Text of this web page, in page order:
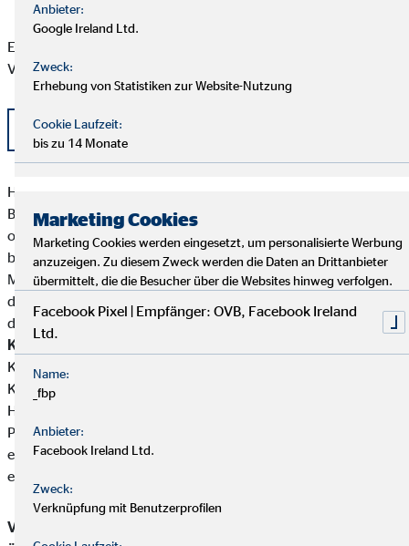
Eine aktuelle Auflistung der Produktpartner der OVB
Vermögensberatung AG finden Sie hier:
Liste OVB Produktpartner als PDF
Hermann Maik besitzt weder direkte noch indirekte
Beteiligungen von über zehn Prozent an den Stimmrechten
oder am Kapital eines Versicherungsunternehmens noch
besitzen Versicherungsunternehmen oder
Mutterunternehmen von Versicherungsunternehmen eine
direkte oder indirekte Beteiligung von über zehn Prozent an
den Stimmrechten oder am Kapital von Hermann Maik.
Kundengelder / Zuwendungen
Kundengelder entgegen.Zahlungen erfolgen direkt von den
Kunden an die jeweiligen Produktgeber.
Hermann Maik erhält von den Partnergesellschaften für die
Produktvermittlung eine Vergütung (Provisionszahlung), die
einbehalten werden darf. Diese ist in der Versicherungsprämie
einkalkuliert.
Vermittler-Registerstelle, bei der sich die Eintragungen
Anbieter:
Google Ireland Ltd.
Zweck:
Erhebung von Statistiken zur Website-Nutzung
Cookie Laufzeit:
bis zu 14 Monate
Marketing Cookies
Marketing Cookies werden eingesetzt, um personalisierte Werbung
anzuzeigen. Zu diesem Zweck werden die Daten an Drittanbieter
übermittelt, die die Besucher über die Websites hinweg verfolgen.
Facebook Pixel | Empfänger: OVB, Facebook Ireland
Ltd.
Name:
_fbp
Anbieter:
Facebook Ireland Ltd.
Zweck:
Verknüpfung mit Benutzerprofilen